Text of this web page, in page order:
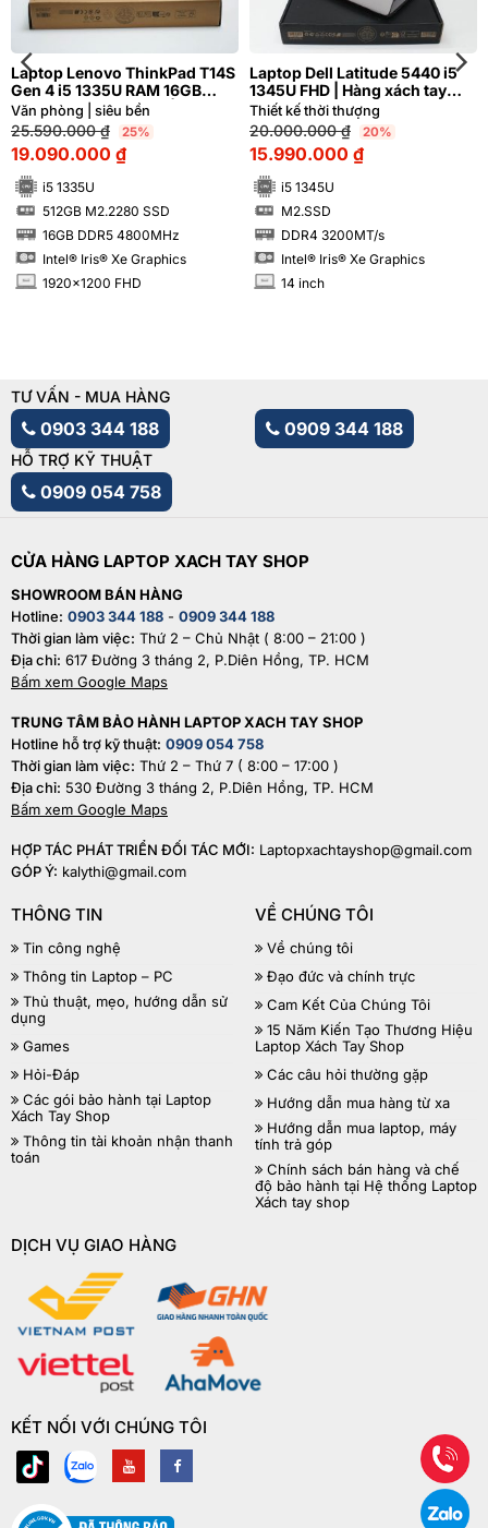
Laptop Lenovo ThinkPad T14S
Gen 4 i5 1335U RAM 16GB
M2.SSD 512GB FHD+ | Hàng
xách tay 99%
Văn phòng | siêu bền
25.590.000₫ 25%
19.090.000 ₫
i5 1335U
SSD 512GB M2.2280 SSD
16GB DDR5 4800MHz
Intel® Iris® Xe Graphics
INCH 1920x1200 FHD
Laptop Dell Latitude 5440 i5
1345U FHD | Hàng xách tay
99%
Thiết kế thời thượng
20.000.000₫ 20%
15.990.000 ₫
i5 1345U
SSD M2.SSD
DDR4 3200MT/s
Intel® Iris® Xe Graphics
INCH 14 inch
TƯ VẤN - MUA HÀNG
0903 344 188 0909 344 188
HỖ TRỢ KỸ THUẬT
0909 054 758
CỬA HÀNG LAPTOP XACH TAY SHOP
SHOWROOM BÁN HÀNG
Hotline: 0903 344 188 - 0909 344 188
Thời gian làm việc: Thứ 2 – Chủ Nhật ( 8:00 – 21:00 )
Địa chỉ: 617 Đường 3 tháng 2, P.Diên Hồng, TP. HCM
Bấm xem Google Maps
TRUNG TÂM BẢO HÀNH LAPTOP XACH TAY SHOP
Hotline hỗ trợ kỹ thuật: 0909 054 758
Thời gian làm việc: Thứ 2 – Thứ 7 ( 8:00 – 17:00 )
Địa chỉ: 530 Đường 3 tháng 2, P.Diên Hồng, TP. HCM
Bấm xem Google Maps
HỢP TÁC PHÁT TRIỂN ĐỐI TÁC MỚI: Laptopxachtayshop@gmail.com
GÓP Ý: kalythi@gmail.com
THÔNG TIN
Tin công nghệ
Thông tin Laptop – PC
Thủ thuật, mẹo, hướng dẫn sử
dụng
Games
Hỏi-Đáp
Các gói bảo hành tại Laptop
Xách Tay Shop
Thông tin tài khoản nhận thanh
toán
VỀ CHÚNG TÔI
Về chúng tôi
Đạo đức và chính trực
Cam Kết Của Chúng Tôi
15 Năm Kiến Tạo Thương Hiệu
Laptop Xách Tay Shop
Các câu hỏi thường gặp
Hướng dẫn mua hàng từ xa
Hướng dẫn mua laptop, máy
tính trả góp
Chính sách bán hàng và chế
độ bảo hành tại Hệ thống Laptop
Xách tay shop
DỊCH VỤ GIAO HÀNG
KẾT NỐI VỚI CHÚNG TÔI